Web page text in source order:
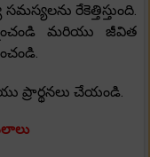
రేకెత్తిస్తుంది.
మరియు జీవిత
ప్రార్థనలు చేయండి.